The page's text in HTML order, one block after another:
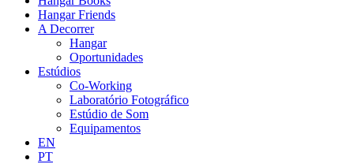
Hangar Friends
A Decorrer
Hangar
Oportunidades
Estúdios
Co-Working
Laboratório Fotográfico
Estúdio de Som
Equipamentos
EN
PT